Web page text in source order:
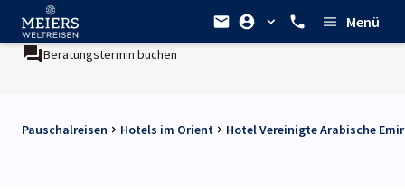
Menü
Beratungstermin buchen
Pauschalreisen Hotels im Orient Hotel Vereinigte Arabische